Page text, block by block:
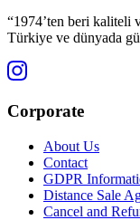
“1974’ten beri kaliteli
Türkiye ve dünyada
Corporate
About Us
Contact
GDPR
Distance Sale
Cancel and